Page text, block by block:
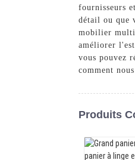
fournisseurs
détail ou que
mobilier
améliorer
vous pouvez
comment
Produits